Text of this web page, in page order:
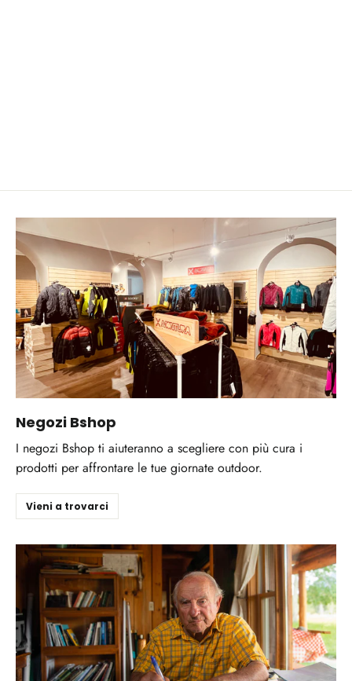
Negozi Bshop
I negozi Bshop ti aiuteranno a scegliere con più cura i
prodotti per affrontare le tue giornate outdoor.
Vieni a trovarci